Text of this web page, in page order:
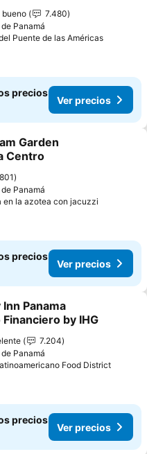
bueno
7.480
Panamá
Puente de las Américas
precios
Ver precios
a favoritos
Garden
Centro
801
Panamá
en la azotea con jacuzzi
precios
Ver precios
a favoritos
Inn Panama
by IHG
7.204
Panamá
Food District
precios
Ver precios